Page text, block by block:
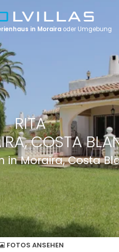
RITA
COSTA
in Moraira, Costa
FOTOS ANSEHEN
in Morairaoder Umgebung